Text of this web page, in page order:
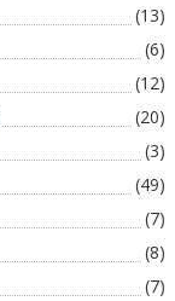
(13)
(6)
(12)
(20)
(3)
(49)
(7)
(8)
(7)